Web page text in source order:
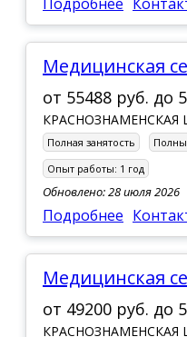
Медицинская
от 55488 руб. до
КРАСНОЗНАМЕНСКАЯ
Полная занятость
Опыт работы: 1 год
Обновлено: 28 июля 2026
Подробнее
Медицинская
от 49200 руб. до
КРАСНОЗНАМЕНСКАЯ